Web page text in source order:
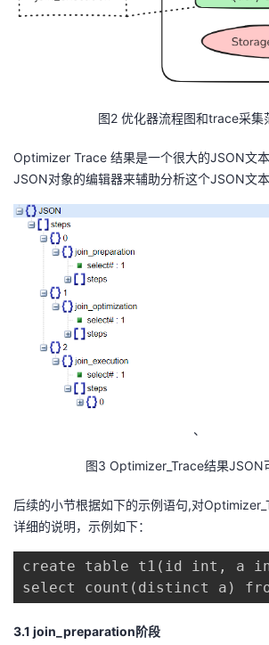
图2 优化器流程图和trace采集
Optimizer Trace 结果是一个很大的JSON文
JSON对象的编辑器来辅助分析这个JSON文本
、
图3 Optimizer_Trace结果JSON
后续的小节根据如下的示例语句,对
详细的说明，示例如下：
create table t1(id int, a
select count(distinct a)
3.1 join_preparation阶段